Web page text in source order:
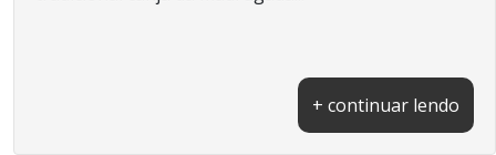
+ continuar lendo